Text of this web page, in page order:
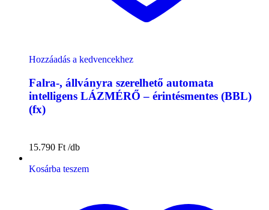
Hozzáadás a kedvencekhez
Falra-, állványra szerelhető automata
intelligens LÁZMÉRŐ – érintésmentes (BBL)
(fx)
15.790 Ft
Kosárba teszem